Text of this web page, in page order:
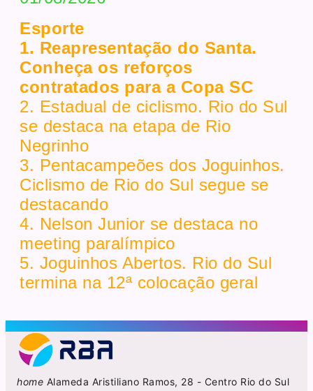
Esporte
1. Reapresentação do Santa.
Conheça os reforços
contratados para a Copa SC
2. Estadual de ciclismo. Rio do Sul
se destaca na etapa de Rio
Negrinho
3. Pentacampeões dos Joguinhos.
Ciclismo de Rio do Sul segue se
destacando
4. Nelson Junior se destaca no
meeting paralímpico
5. Joguinhos Abertos. Rio do Sul
termina na 12ª colocação geral
home Alameda Aristiliano Ramos, 28 - Centro Rio do Sul